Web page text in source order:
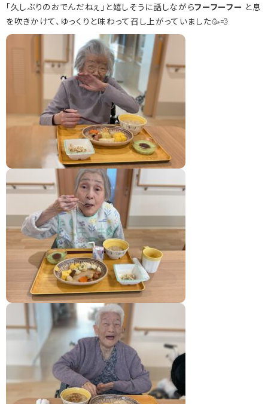
「久しぶりのおでんだねぇ」 と嬉しそうに話しながらフーフーフー と息
を吹きかけて、ゆっくりと味わって召し上がっていました🥳💨